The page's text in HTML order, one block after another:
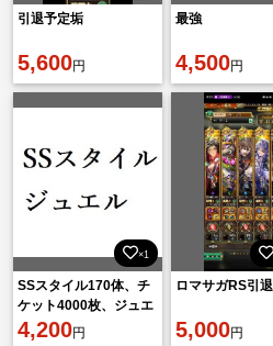
引退予定垢
5,600円
最強
4,500円
×1
SSスタイル170体、チ
ケット4000枚、ジュエ
ル2405000個、数は前
4,200円
ロマサガRS引
5,000円